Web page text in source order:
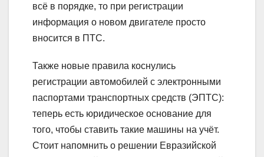
всё в порядке, то при регистрации
информация о новом двигателе просто
вносится в ПТС.
Также новые правила коснулись
регистрации автомобилей с электронными
паспортами транспортных средств (ЭПТС):
теперь есть юридическое основание для
того, чтобы ставить такие машины на учёт.
Стоит напомнить о решении Евразийской